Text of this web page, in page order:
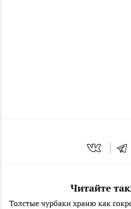
Читайте
Толстые чурбаки храню как